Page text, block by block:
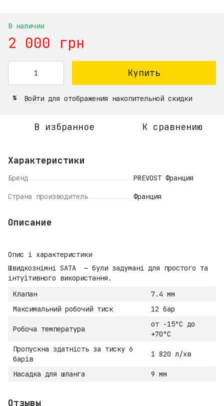
В наличии
2 000 грн
Купить
% Войти для отображения накопительной скидки
В избранное К сравнению
Характеристики
Бренд PREVOST Франция
Страна производитель Франция
Описание
Опис і характеристики
Швидкознімні SATA — були задумані для простого та
інтуїтивного використання.
Клапан
7.4 мм
Максимальний робочий тиск
12 бар
Робоча температура
от -15°C до
+70°C
Пропускна здатність за тиску 6
барів
1 820 л/хв
Насадка для шланга 9 мм
Отзывы